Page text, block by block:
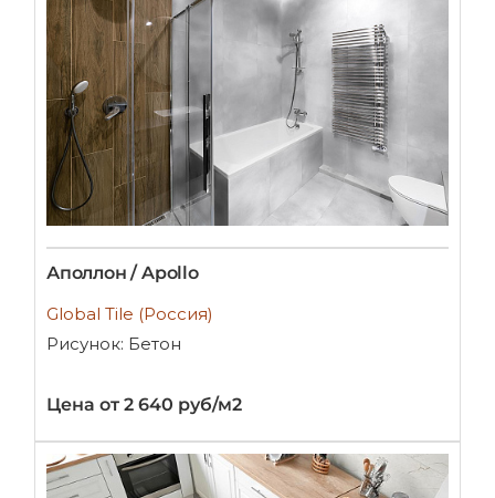
Аполлон / Apollo
Global Tile (Россия)
Рисунок: Бетон
Цена от 2 640 руб/м2